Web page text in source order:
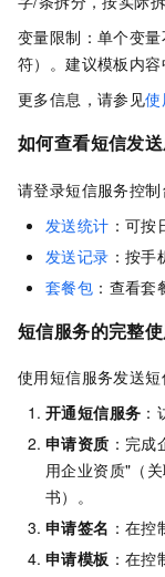
变量限制：单个变
符）。建议模板内
更多信息，请参见使
如何查看短信发
请登录短信服务控制
发送统计 ：可
发送记录 ：按
套餐包 ：查看
短信服务的完整
使用短信服务发送短
开通短信服务 ：
申请资质 ：完
用企业资质"（
书）。
申请签名 ：在
申请模板 ：在